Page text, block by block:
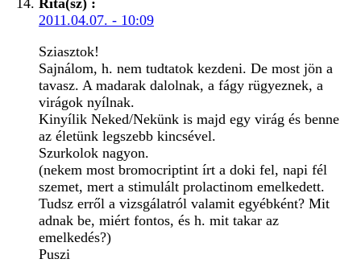
2011.04.07. - 10:09
Sziasztok!
Sajnálom, h. nem tudtatok kezdeni. De most jön a
tavasz. A madarak dalolnak, a fágy rügyeznek, a
virágok nyílnak.
Kinyílik Neked/Nekünk is majd egy virág és benne
az életünk legszebb kincsével.
Szurkolok nagyon.
(nekem most bromocriptint írt a doki fel, napi fél
szemet, mert a stimulált prolactinom emelkedett.
Tudsz erről a vizsgálatról valamit egyébként? Mit
adnak be, miért fontos, és h. mit takar az
emelkedés?)
Puszi